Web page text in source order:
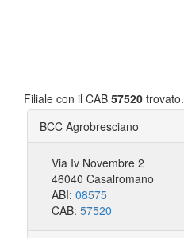
Filiale con il CAB 57520 trovato.
BCC Agrobresciano
Via Iv Novembre 2
46040 Casalromano
ABI: 08575
CAB: 57520